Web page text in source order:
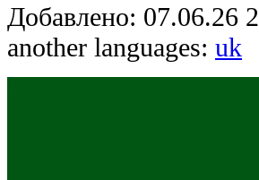
Добавлено: 07.06.26
another languages: uk